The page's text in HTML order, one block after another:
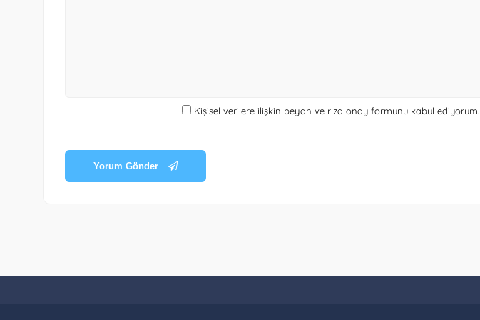
Kişisel verilere ilişkin beyan ve rıza onay formunukabul ediyorum.
Yorum Gönder